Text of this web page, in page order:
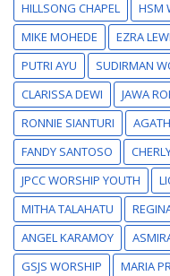
HILLSONG CHAPEL
HSM
MIKE MOHEDE
EZRA
PUTRI AYU
SUDIRMAN
CLARISSA DEWI
JAWA
RONNIE SIANTURI
FANDY SANTOSO
JPCC WORSHIP YOUTH
MITHA TALAHATU
ANGEL KARAMOY
GSJS WORSHIP
MARIA